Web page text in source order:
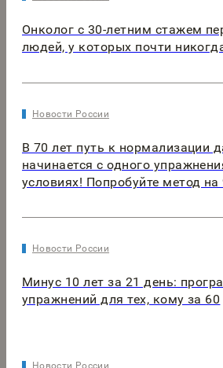
Онколог с 30-летним стажем
людей, у которых почти
Новости России
В 70 лет путь к нормализации
начинается с одного
условиях! Попробуйте метод на
Новости России
Минус 10 лет за 21 день:
упражнений для тех, кому за 60
Новости России